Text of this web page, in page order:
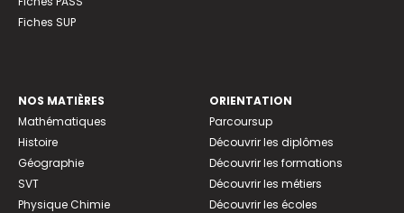
Fiches SUP
NOS MATIÈRES
Mathématiques
Histoire
Géographie
SVT
Physique Chimie
ORIENTATION
Parcoursup
Découvrir les diplômes
Découvrir les formations
Découvrir les métiers
Découvrir les écoles